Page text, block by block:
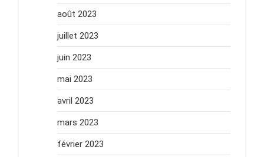
août 2023
juillet 2023
juin 2023
mai 2023
avril 2023
mars 2023
février 2023